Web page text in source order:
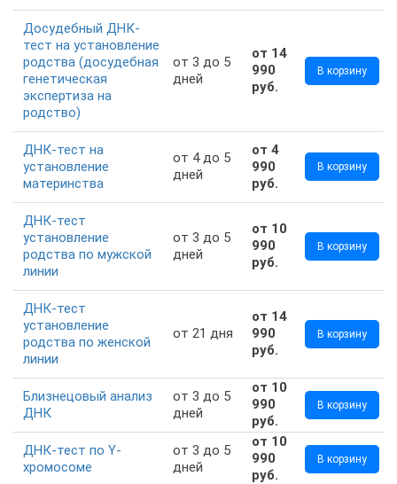
Досудебный ДНК-
тест на установление
родства (досудебная
генетическая
экспертиза на
родство)
от 3 до 5
дней
от 14
990
руб.
В корзину
ДНК-тест на
установление
материнства
от 4 до 5
дней
от 4
990
руб.
В корзину
ДНК-тест
установление
родства по мужской
линии
от 3 до 5
дней
от 10
990
руб.
В корзину
ДНК-тест
установление
родства по женской
линии
от 21 дня
от 14
990
руб.
В корзину
Близнецовый анализ
ДНК
от 3 до 5
дней
от 10
990
руб.
В корзину
ДНК-тест по Y-
хромосоме
от 3 до 5
дней
от 10
990
руб.
В корзину